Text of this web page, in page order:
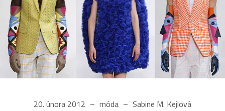
20. února 2012 móda Sabine M. Kejlová